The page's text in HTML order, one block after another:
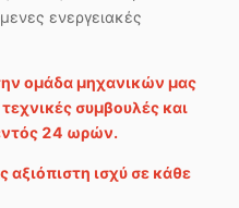
ενεργειακές
ομάδα μηχανικών μας
συμβουλές και
24 ωρών.
αξιόπιστη ισχύ σε κάθε